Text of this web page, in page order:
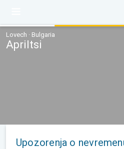
Lovech · Bulgaria
Apriltsi
Upozorenja o